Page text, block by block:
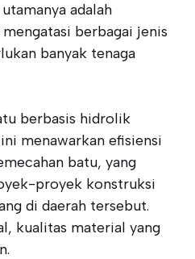
adalah
berbagai jenis
banyak tenaga
berbasis hidrolik
menawarkan efisiensi
batu, yang
proyek konstruksi
di daerah tersebut.
kualitas material yang